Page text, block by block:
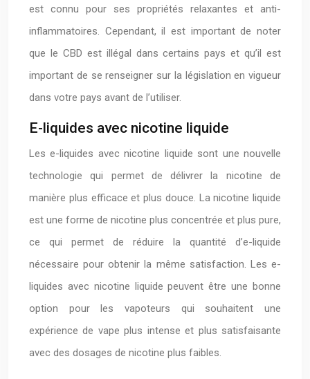
est connu pour ses propriétés relaxantes et anti-
inflammatoires. Cependant, il est important de noter
que le CBD est illégal dans certains pays et qu’il est
important de se renseigner sur la législation en vigueur
dans votre pays avant de l’utiliser.
E-liquides avec nicotine liquide
Les e-liquides avec nicotine liquide sont une nouvelle
technologie qui permet de délivrer la nicotine de
manière plus efficace et plus douce. La nicotine liquide
est une forme de nicotine plus concentrée et plus pure,
ce qui permet de réduire la quantité d’e-liquide
nécessaire pour obtenir la même satisfaction. Les e-
liquides avec nicotine liquide peuvent être une bonne
option pour les vapoteurs qui souhaitent une
expérience de vape plus intense et plus satisfaisante
avec des dosages de nicotine plus faibles.